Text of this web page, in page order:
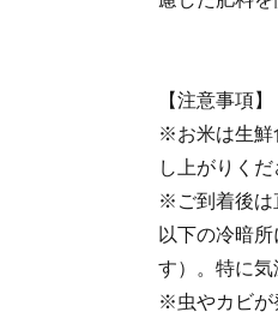
【注意事項】
※お米は生鮮
し上がりくだ
※ご到着後は
以下の冷暗
す）。特に気
※虫やカビが